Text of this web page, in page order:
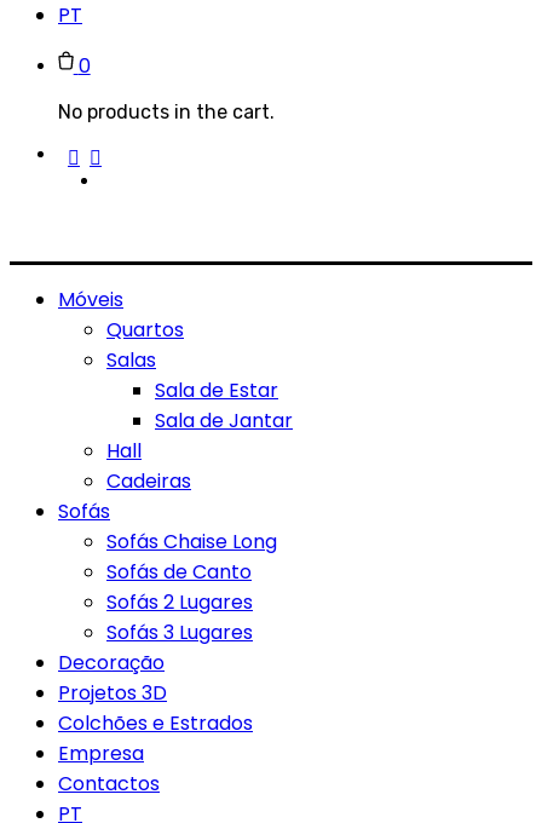
PT
0
No products in the cart.
Móveis
Quartos
Salas
Sala de Estar
Sala de Jantar
Hall
Cadeiras
Sofás
Sofás Chaise Long
Sofás de Canto
Sofás 2 Lugares
Sofás 3 Lugares
Decoração
Projetos 3D
Colchões e Estrados
Empresa
Contactos
PT